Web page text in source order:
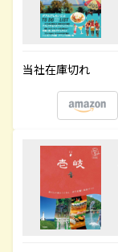
当社在庫切れ